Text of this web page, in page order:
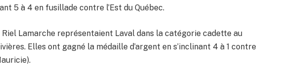
5 à 4 en fusillade contre l’Est du Québec.
Riel Lamarche représentaient Laval dans la catégorie cadette au
Elles ont gagné la médaille d’argent en s’inclinant 4 à 1 contre